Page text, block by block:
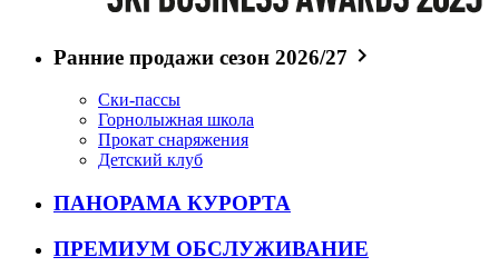
Ранние продажи сезон 2026/27
Ски-пассы
Горнолыжная школа
Прокат снаряжения
Детский клуб
ПАНОРАМА КУРОРТА
ПРЕМИУМ ОБСЛУЖИВАНИЕ